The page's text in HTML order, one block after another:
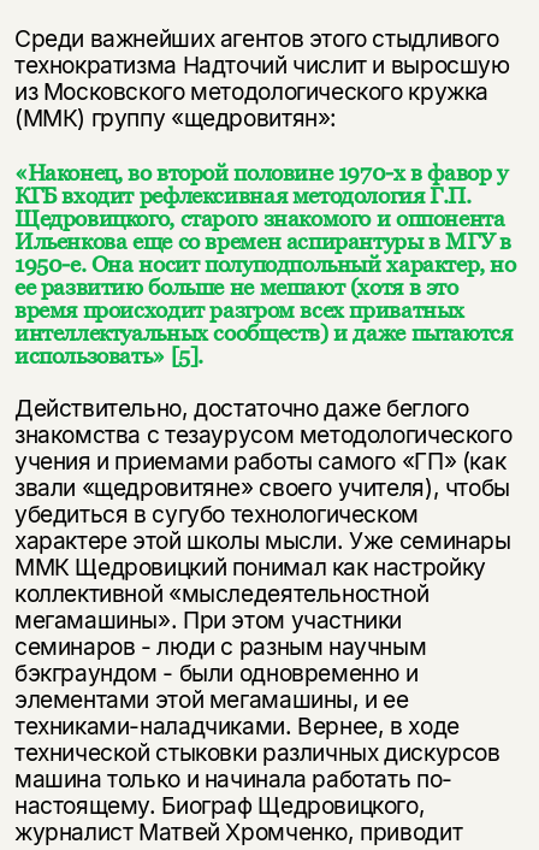
Среди важнейших агентов этого стыдливого
технократизма Надточий числит и выросшую
из Московского методологического кружка
(ММК) группу «щедровитян»:
«Наконец, во второй половине 1970-х в фавор у
КГБ входит рефлексивная методология Г.П.
Щедровицкого, старого знакомого и оппонента
Ильенкова еще со времен аспирантуры в МГУ в
1950-е. Она носит полуподпольный характер, но
ее развитию больше не мешают (хотя в это
время происходит разгром всех приватных
интеллектуальных сообществ) и даже пытаются
использовать» [5].
Действительно, достаточно даже беглого
знакомства с тезаурусом методологического
учения и приемами работы самого «ГП» (как
звали «щедровитяне» своего учителя), чтобы
убедиться в сугубо технологическом
характере этой школы мысли. Уже семинары
ММК Щедровицкий понимал как настройку
коллективной «мыследеятельностной
мегамашины». При этом участники
семинаров - люди с разным научным
бэкграундом - были одновременно и
элементами этой мегамашины, и ее
техниками-наладчиками. Вернее, в ходе
технической стыковки различных дискурсов
машина только и начинала работать по-
настоящему. Биограф Щедровицкого,
журналист Матвей Хромченко, приводит